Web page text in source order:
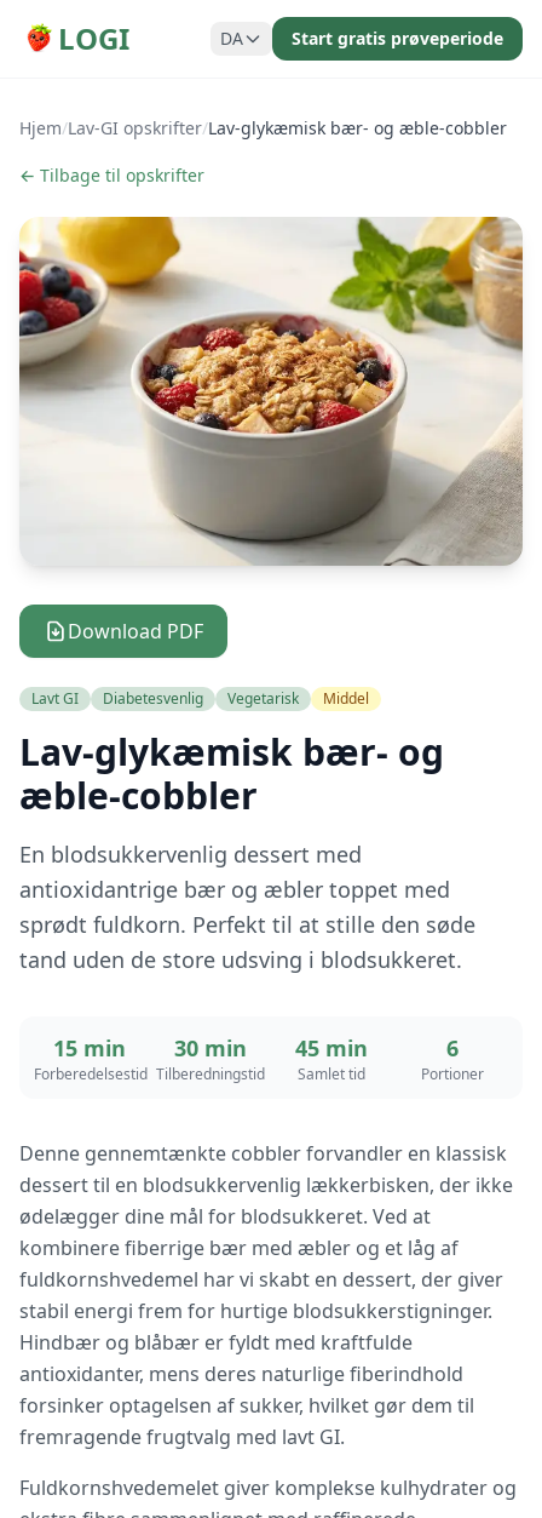
LOGI DA Start gratis prøveperiode
Hjem/Lav-GI opskrifter/Lav-glykæmisk bær- og æble-cobbler
← Tilbage til opskrifter
Download PDF
Lavt GI Diabetesvenlig Vegetarisk Middel
Lav-glykæmisk bær- og
æble-cobbler
En blodsukkervenlig dessert med
antioxidantrige bær og æbler toppet med
sprødt fuldkorn. Perfekt til at stille den søde
tand uden de store udsving i blodsukkeret.
15 min
Forberedelsestid
30 min
Tilberedningstid
45 min
Samlet tid
6
Portioner
Denne gennemtænkte cobbler forvandler en klassisk
dessert til en blodsukkervenlig lækkerbisken, der ikke
ødelægger dine mål for blodsukkeret. Ved at
kombinere fiberrige bær med æbler og et låg af
fuldkornshvedemel har vi skabt en dessert, der giver
stabil energi frem for hurtige blodsukkerstigninger.
Hindbær og blåbær er fyldt med kraftfulde
antioxidanter, mens deres naturlige fiberindhold
forsinker optagelsen af sukker, hvilket gør dem til
fremragende frugtvalg med lavt GI.
Fuldkornshvedemelet giver komplekse kulhydrater og